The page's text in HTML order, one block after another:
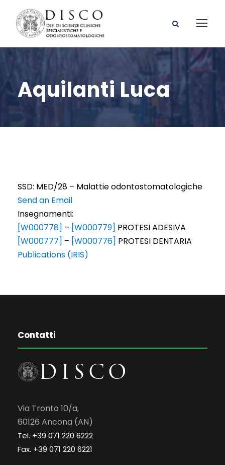
Aquilanti Luca
SSD: MED/28 – Malattie odontostomatologiche
Send an Email
Insegnamenti:
[W000778] – [W000779] PROTESI ADESIVA
[W000777] – [W000776] PROTESI DENTARIA
Publications (IRIS)
Contatti
Via Tronto 10/a,
60126 Ancona (AN)
Tel. +39 071 220 6222
Fax. +39 071 220 6221